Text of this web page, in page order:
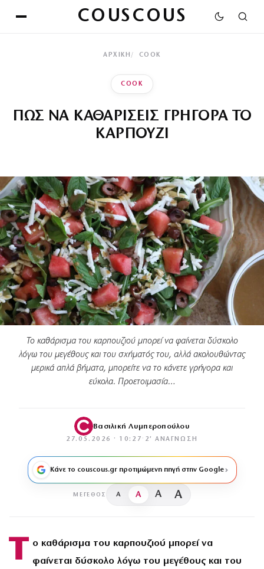
COUSCOUS
ΑΡΧΙΚΉ COOK
COOK
ΠΩΣ ΝΑ ΚΑΘΑΡΙΣΕΙΣ ΓΡΗΓΟΡΑ ΤΟ
ΚΑΡΠΟΥΖΙ
Το καθάρισμα του καρπουζιού μπορεί να φαίνεται δύσκολο
λόγω του μεγέθους και του σχήματός του, αλλά ακολουθώντας
μερικά απλά βήματα, μπορείτε να το κάνετε γρήγορα και
εύκολα. Προετοιμασία…
Βασιλική Λυμπεροπούλου
27.05.2026 · 10:27 · 2′ ΑΝΆΓΝΩΣΗ
Κάνε το couscous.gr προτιμώμενη πηγή στην Google
ΜΈΓΕΘΟΣ A A A A
Τ ο καθάρισμα του καρπουζιού μπορεί να
φαίνεται δύσκολο λόγω του μεγέθους και του